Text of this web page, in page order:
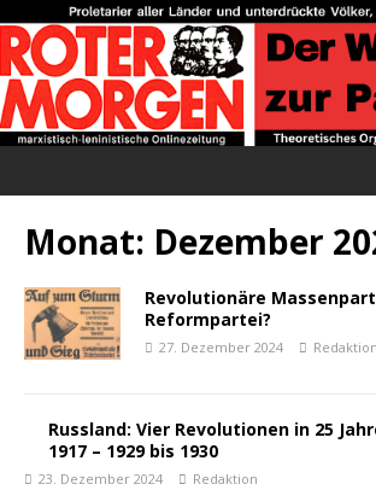
Monat: Dezember
Revolutionäre
Reformpartei?
27. Dezember 2024 Redaktion
Russland: Vier Revolutionen in 25
1917 – 1929 bis 1930
23. Dezember 2024 Redaktion